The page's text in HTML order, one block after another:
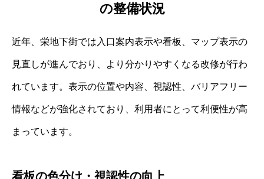
の整備状況
近年、栄地下街では入口案内表示や看板、マップ表示の
見直しが進んでおり、より分かりやすくなる改修が行わ
れています。表示の位置や内容、視認性、バリアフリー
情報などが強化されており、利用者にとって利便性が高
まっています。
看板の色分け・視認性の向上